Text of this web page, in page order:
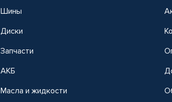
Шины
Диски
Запчасти
АКБ
Масла и жидкости